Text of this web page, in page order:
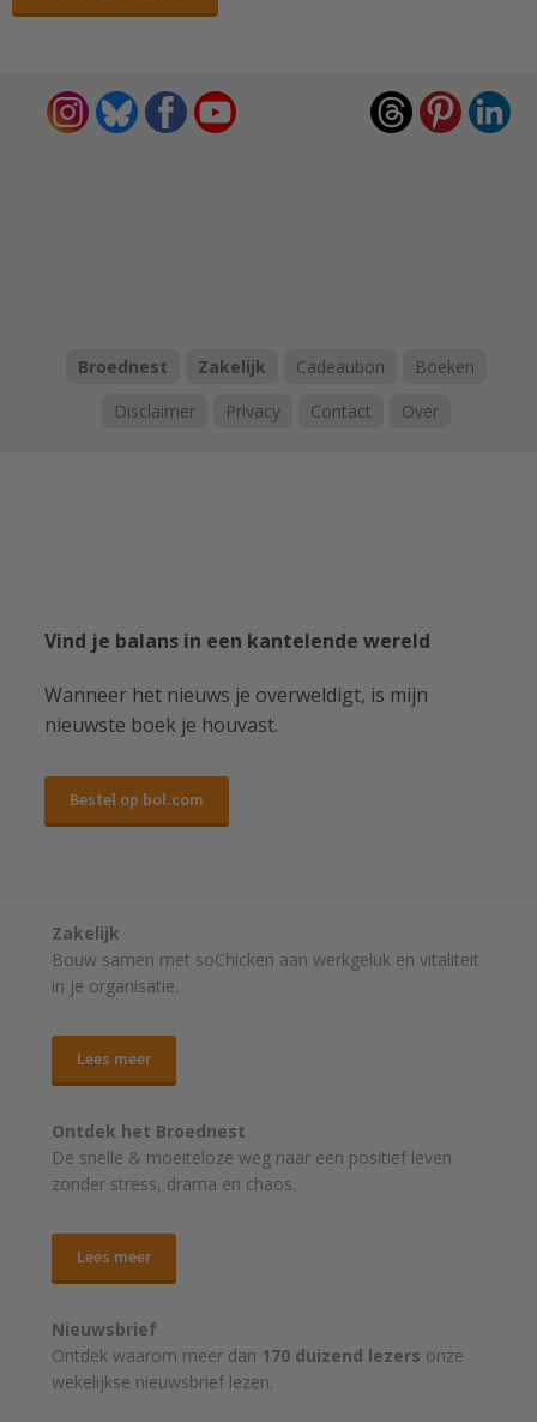
Broednest Zakelijk Cadeaubon
Boeken
Disclaimer
Privacy Contact Over
Vind je balans in een kantelende wereld
Wanneer het nieuws je overweldigt, is mijn
nieuwste boek je houvast.
Bestel op bol.com
Zakelijk
Bouw samen met soChicken aan werkgeluk en vitaliteit
in je organisatie.
Lees meer
Ontdek het Broednest
De snelle & moeiteloze weg naar een positief leven
zonder stress, drama en chaos.
Lees meer
Nieuwsbrief
Ontdek waarom meer dan 170 duizend lezers onze
wekelijkse nieuwsbrief lezen.